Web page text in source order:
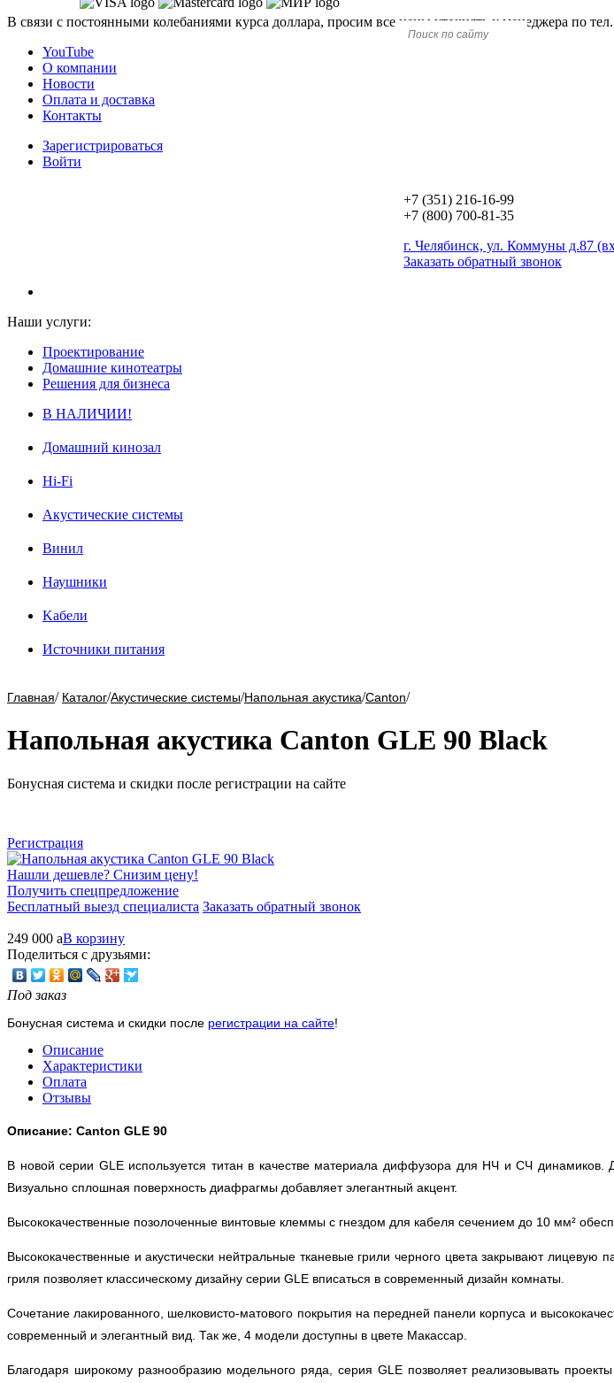
В связи с постоянными колебаниями курса доллара, просим все цены уточнять у менеджера по тел.
YouTube
О компании
Новости
Оплата и доставка
Контакты
Зарегистрироваться
Войти
+7 (351) 216-16-99
+7 (800) 700-81-35
г. Челябинск, ул. Коммуны д.87
Заказать обратный звонок
Наши услуги:
Проектирование
Домашние кинотеатры
Решения для бизнеса
В НАЛИЧИИ!
Домашний кинозал
Hi-Fi
Акустические системы
Винил
Наушники
Kабели
Источники питания
Главная/ Каталог/Акустические системы/Напольная акустика/Canton/
Напольная акустика Canton GLE 90 Black
Бонусная система и скидки после регистрации на сайте
Регистрация
Нашли дешевле? Снизим цену!
Получить спецпредложение
Бесплатный выезд специалиста Заказать обратный звонок
249 000 aВ корзину
Поделиться с друзьями:
Под заказ
Бонусная система и скидки после регистрации на сайте!
Описание
Характеристики
Оплата
Отзывы
Описание: Canton GLE 90
В новой серии GLE используется титан в качестве материала диффузора для НЧ и СЧ
Визуально сплошная поверхность диафрагмы добавляет элегантный акцент.
Высококачественные позолоченные винтовые клеммы с гнездом для кабеля сечением до 10 мм²
Высококачественные и акустически нейтральные тканевые грили черного цвета закрывают
гриля позволяет классическому дизайну серии GLE вписаться в современный дизайн комнаты.
Сочетание лакированного, шелковисто-матового покрытия на передней панели корпуса и
современный и элегантный вид. Так же, 4 модели доступны в цвете Макассар.
Благодаря широкому разнообразию модельного ряда, серия GLE позволяет реализовывать